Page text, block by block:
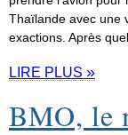
Thaïlande avec une
exactions. Après
LIRE PLUS »
BMO, le